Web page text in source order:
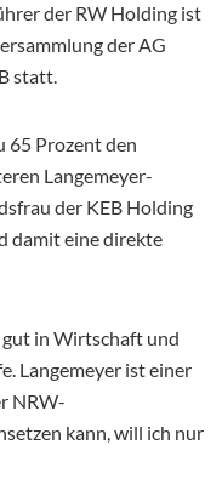
der RW Holding ist
der AG
statt.
65 Prozent den
Langemeyer-
der KEB Holding
damit eine direkte
in Wirtschaft und
Langemeyer ist einer
NRW-
kann, will ich nur